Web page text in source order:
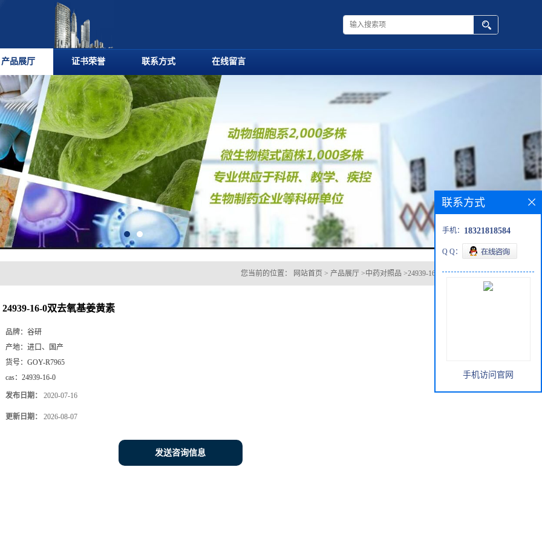
产品展厅 证书荣誉 联系方式 在线留言
您当前的位置： 网站首页 > 产品展厅 >中药对照品 >24939-16-0双去氧基姜黄素
24939-16-0双去氧基姜黄素
品牌： 谷研
产地： 进口、国产
货号： GOY-R7965
cas： 24939-16-0
发布日期： 2020-07-16
更新日期： 2026-08-07
发送咨询信息
联系方式
手机： 18321818584
Q Q：
手机访问官网